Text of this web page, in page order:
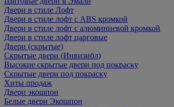
Двери в стиле Лофт
Двери в стиле лофт с ABS кромкой
Двери в стиле лофт с алюминиевой кромкой
Двери в стиле лофт царговые
Двери (скрытые)
Скрытые двери (Инвизибл)
Высокие скрытые двери под покраску
Скрытые двери под покраску
Хиты продаж
Двери экошпон
Белые двери Экошпон